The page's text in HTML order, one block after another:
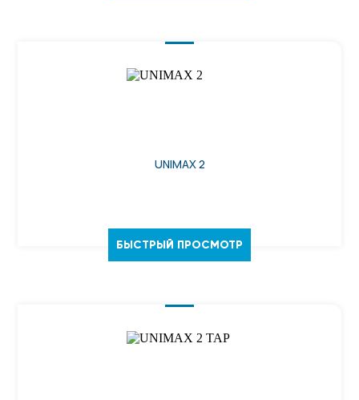
UNIMAX 2
БЫСТРЫЙ ПРОСМОТР